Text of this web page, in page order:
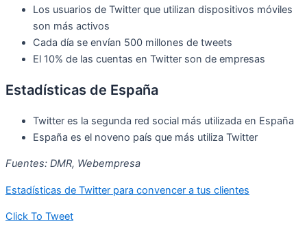
Los usuarios de Twitter que utilizan dispositivos móviles
son más activos
Cada día se envían 500 millones de tweets
El 10% de las cuentas en Twitter son de empresas
Estadísticas de España
Twitter es la segunda red social más utilizada en España
España es el noveno país que más utiliza Twitter
Fuentes: DMR, Webempresa
Estadísticas de Twitter para convencer a tus clientes
Click To Tweet